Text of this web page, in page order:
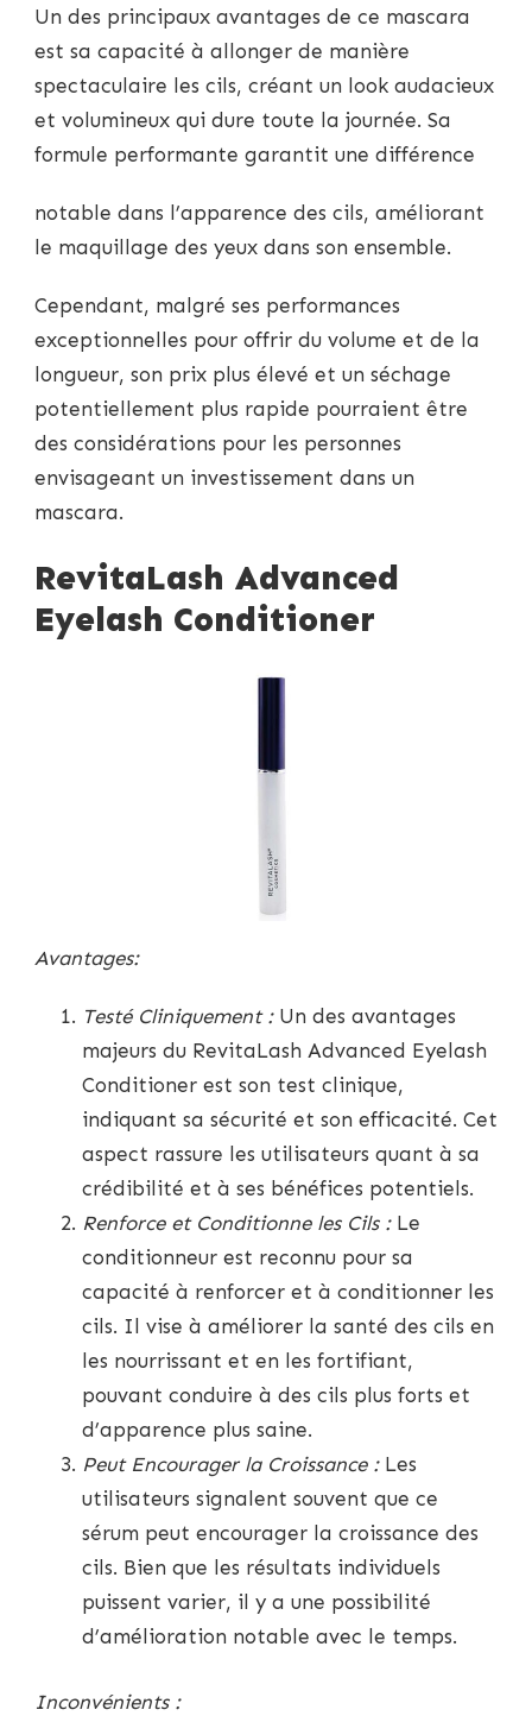
Un des principaux avantages de ce mascara
est sa capacité à allonger de manière
spectaculaire les cils, créant un look audacieux
et volumineux qui dure toute la journée. Sa
formule performante garantit une différence
notable dans l’apparence des cils, améliorant
le maquillage des yeux dans son ensemble.
Cependant, malgré ses performances
exceptionnelles pour offrir du volume et de la
longueur, son prix plus élevé et un séchage
potentiellement plus rapide pourraient être
des considérations pour les personnes
envisageant un investissement dans un
mascara.
RevitaLash Advanced
Eyelash Conditioner
Avantages:
Testé Cliniquement :Un des avantages
majeurs du RevitaLash Advanced Eyelash
Conditioner est son test clinique,
indiquant sa sécurité et son efficacité. Cet
aspect rassure les utilisateurs quant à sa
crédibilité et à ses bénéfices potentiels.
Renforce et Conditionne les Cils :Le
conditionneur est reconnu pour sa
capacité à renforcer et à conditionner les
cils. Il vise à améliorer la santé des cils en
les nourrissant et en les fortifiant,
pouvant conduire à des cils plus forts et
d’apparence plus saine.
Peut Encourager la Croissance :Les
utilisateurs signalent souvent que ce
sérum peut encourager la croissance des
cils. Bien que les résultats individuels
puissent varier, il y a une possibilité
d’amélioration notable avec le temps.
Inconvénients :